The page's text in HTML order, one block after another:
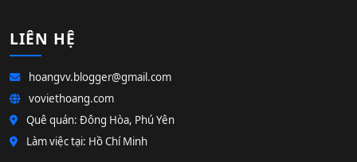
LIÊN HỆ
hoangvv.blogger@gmail.com
voviethoang.com
Quê quán: Đông Hòa, Phú Yên
Làm việc tại: Hồ Chí Minh